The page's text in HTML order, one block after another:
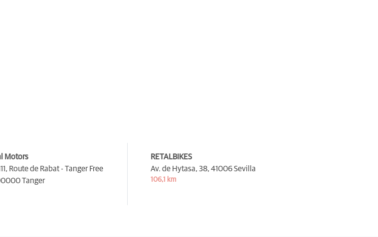
Motors
Route de Rabat - Tanger Free
Tanger
RETALBIKES
Av. de Hytasa, 38, 41006 Sevilla
106,1 km